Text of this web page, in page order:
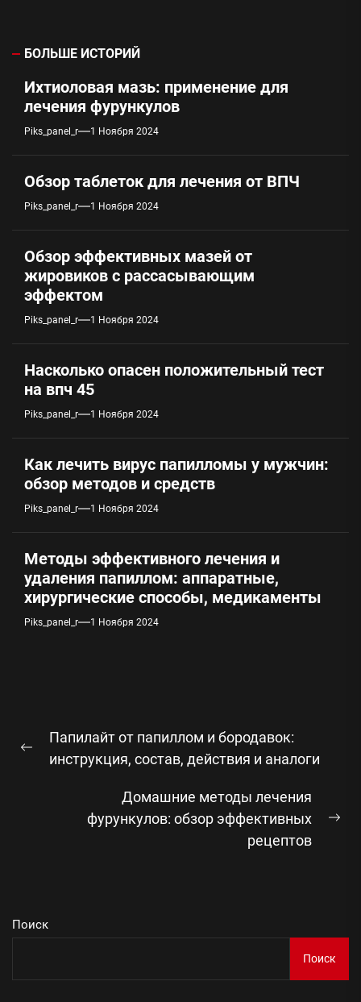
БОЛЬШЕ ИСТОРИЙ
Ихтиоловая мазь: применение для
лечения фурункулов
Piks_panel_r 1 Ноября 2024
Обзор таблеток для лечения от ВПЧ
Piks_panel_r 1 Ноября 2024
Обзор эффективных мазей от
жировиков с рассасывающим
эффектом
Piks_panel_r 1 Ноября 2024
Насколько опасен положительный тест
на впч 45
Piks_panel_r 1 Ноября 2024
Как лечить вирус папилломы у мужчин:
обзор методов и средств
Piks_panel_r 1 Ноября 2024
Методы эффективного лечения и
удаления папиллом: аппаратные,
хирургические способы, медикаменты
Piks_panel_r 1 Ноября 2024
по
записям
Предыдущая
Папилайт от папиллом и бородавок:
инструкция, состав, действия и аналоги
Домашние методы лечения
фурункулов: обзор эффективных
рецептов
Поиск
Поиск